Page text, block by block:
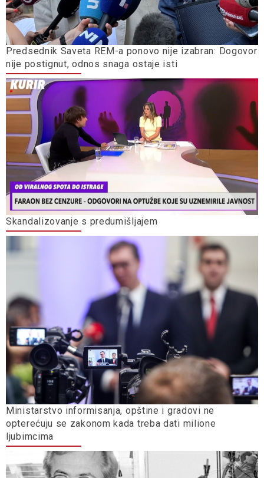
Predsednik Saveta REM-a ponovo nije izabran: Dogovor
nije postignut, odnos snaga ostaje isti
Skandalizovanje s predumišljajem
Ministarstvo informisanja, opštine i gradovi ne
opterećuju se zakonom kada treba dati milione
ljubimcima